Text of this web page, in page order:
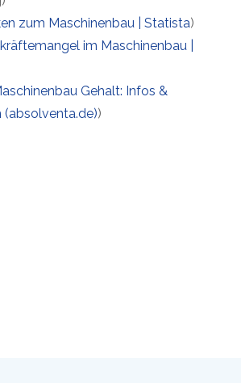
zum Maschinenbau | Statista)
im Maschinenbau |
Gehalt: Infos &
(absolventa.de))